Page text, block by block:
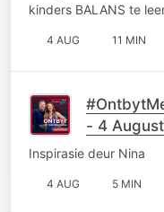
kinders BALANS te
4 AUG 11 MIN
- 4
Inspirasie deur Nina
4 AUG 5 MIN